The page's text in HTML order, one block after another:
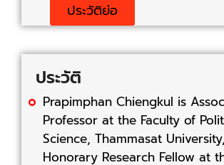
ประวัติย่อ
ประวัติ
Prapimphan Chiengkul is
Professor at the Faculty of
Science, Thammasat
Honorary Research Fellow at